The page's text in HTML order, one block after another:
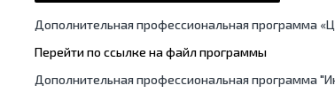
Дополнительная профессиональная программа
Перейти по ссылке на файл программы
Дополнительная профессиональная программа